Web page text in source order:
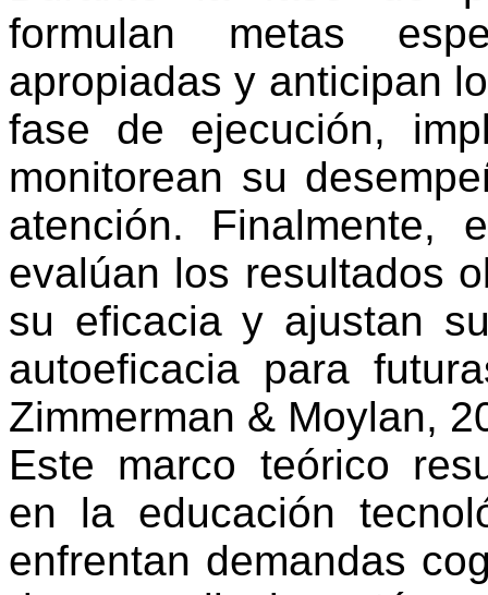
formulan metas
apropiadas y anticipan
fase de ejecución,
monitorean su
atención. Finalmente,
evalúan los resultados
su eficacia y ajustan
autoeficacia para
Zimmerman & Moylan,
Este marco teórico
en la educación
enfrentan demandas